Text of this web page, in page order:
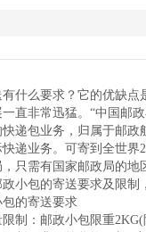
什么要求？它的优缺点
非常迅猛。“中国邮政
递包业务，归属于邮政
递业务。可寄到全世界
只需有国家邮政局的地
小包的寄送要求及限制
的寄送要求
：邮政小包限重2KG(